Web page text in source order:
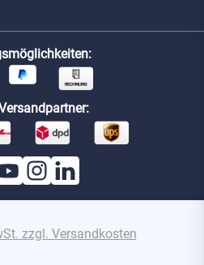
zzgl. Versandkosten